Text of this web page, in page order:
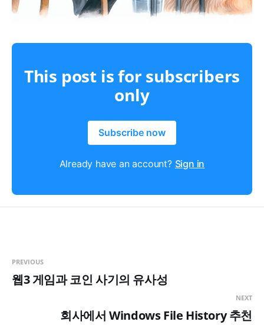
This post is for subscribers
only
Subscribe now
Already have an account? Sign in
PREVIOUS
웹3 게임과 코인 사기의 유사성
NEXT
회사에서 Windows File History 추천